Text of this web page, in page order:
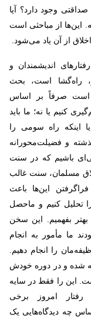
وجود دارد؟ آیا
این‌ها از مباحثی است
از آن یاد می‌شود.
اندیشمندان و
راه‌گشا است، بحث
است صرفاً بر اساس
کنیم یا نه؛ ما باید
اینکه راه سومی را
و فضیلت‌محورانه
باشیم که در سنت
مسلمان، سنت غالب
این‌ها باعث
تحلیل کنیم و ماحصل
بهتر بفهمیم. این سخن
ما مأمور به انجام
را انجام دهیم.
شده و در دوره خودش
این را فقط در سایه
رفتار امروز برخی
چه دیدگاه‌هایی یک